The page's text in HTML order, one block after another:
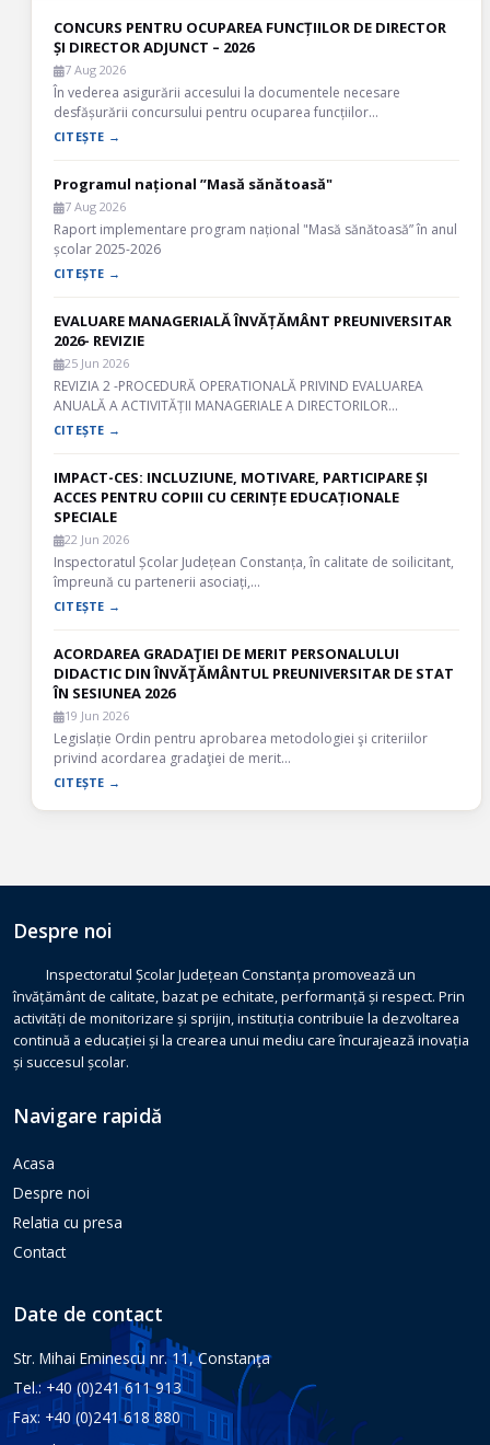
CONCURS PENTRU OCUPAREA FUNCȚIILOR DE DIRECTOR
ȘI DIRECTOR ADJUNCT – 2026
7 Aug 2026
În vederea asigurării accesului la documentele necesare
desfășurării concursului pentru ocuparea funcțiilor…
CITEȘTE →
Programul național ”Masă sănătoasă"
7 Aug 2026
Raport implementare program național "Masă sănătoasă” în anul
școlar 2025-2026
CITEȘTE →
EVALUARE MANAGERIALĂ ÎNVĂȚĂMÂNT PREUNIVERSITAR
2026- REVIZIE
25 Jun 2026
REVIZIA 2 -PROCEDURĂ OPERATIONALĂ PRIVIND EVALUAREA
ANUALĂ A ACTIVITĂȚII MANAGERIALE A DIRECTORILOR…
CITEȘTE →
IMPACT-CES: INCLUZIUNE, MOTIVARE, PARTICIPARE ȘI
ACCES PENTRU COPIII CU CERINȚE EDUCAȚIONALE
SPECIALE
22 Jun 2026
Inspectoratul Școlar Județean Constanța, în calitate de soilicitant,
împreună cu partenerii asociați,…
CITEȘTE →
ACORDAREA GRADAŢIEI DE MERIT PERSONALULUI
DIDACTIC DIN ÎNVĂŢĂMÂNTUL PREUNIVERSITAR DE STAT
ÎN SESIUNEA 2026
19 Jun 2026
Legislație Ordin pentru aprobarea metodologiei şi criteriilor
privind acordarea gradaţiei de merit…
CITEȘTE →
Despre noi
Inspectoratul Școlar Județean Constanța promovează un
învățământ de calitate, bazat pe echitate, performanță și respect. Prin
activități de monitorizare și sprijin, instituția contribuie la dezvoltarea
continuă a educației și la crearea unui mediu care încurajează inovația
și succesul școlar.
Navigare rapidă
Acasa
Despre noi
Relatia cu presa
Contact
Date de contact
Str. Mihai Eminescu nr. 11, Constanţa
Tel.: +40 (0)241 611 913
Fax: +40 (0)241 618 880